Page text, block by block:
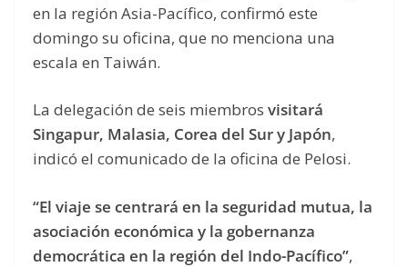
en la región Asia-Pacífico, confirmó este
domingo su oficina, que no menciona una
escala en Taiwán.
La delegación de seis miembros visitará
Singapur, Malasia, Corea del Sur y Japón,
indicó el comunicado de la oficina de Pelosi.
“El viaje se centrará en la seguridad mutua, la
asociación económica y la gobernanza
democrática en la región del Indo-Pacífico”,